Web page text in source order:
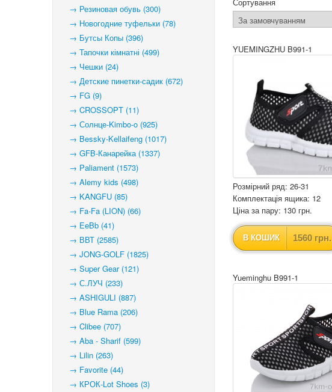
→ Резиновая обувь (300)
→ Новогодние туфельки (78)
→ Бутсы Копы (396)
→ Тапочки кімнатні (499)
→ Чешки (24)
→ Детские пинетки-садик (672)
→ FG (9)
→ CROSSOPT (11)
→ Солнце-Kimbo-o (925)
→ Bessky-Kellaifeng (1017)
→ GFB-Канарейка (1337)
→ Paliament (1573)
→ Alemy kids (498)
→ KANGFU (85)
→ Fa-Fa (LION) (66)
→ EeBb (41)
→ ВВТ (2585)
→ JONG-GOLF (1825)
→ Super Gear (121)
→ С.ЛУЧ (233)
→ ASHIGULI (887)
→ Blue Rama (206)
→ Clibee (707)
→ Aba - Sharif (599)
→ Lilin (263)
→ Favorite (44)
→ КРОК-Lot Shoes (3)
YUEMINGZHU B991-1
Розмірний ряд: 26-31
Комплектація ящика: 12
Ціна за пару: 130 грн.
В КОШИК 1560 грн.
Yueminghu B991-1